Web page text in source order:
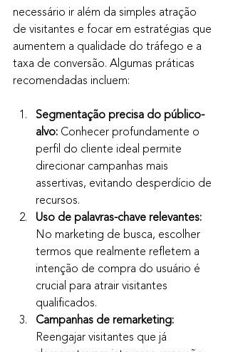
necessário ir além da simples atração
de visitantes e focar em estratégias que
aumentem a qualidade do tráfego e a
taxa de conversão. Algumas práticas
recomendadas incluem:
Segmentação precisa do público-
alvo: Conhecer profundamente o
perfil do cliente ideal permite
direcionar campanhas mais
assertivas, evitando desperdício de
recursos.
Uso de palavras-chave relevantes:
No marketing de busca, escolher
termos que realmente refletem a
intenção de compra do usuário é
crucial para atrair visitantes
qualificados.
Campanhas de remarketing:
Reengajar visitantes que já